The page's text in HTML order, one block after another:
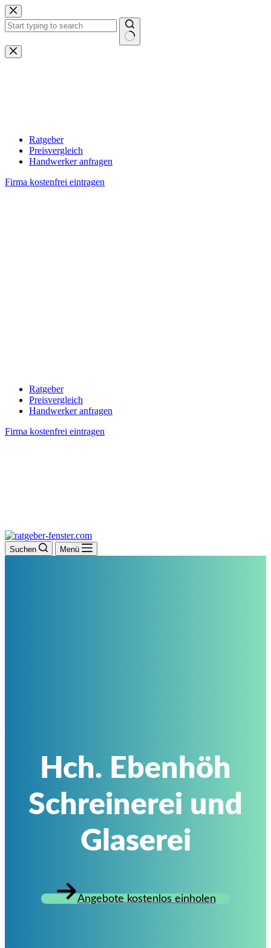
Zum
Inhalt
springen
Keine
Ergebnisse
Ratgeber
Preisvergleich
Handwerker anfragen
Firma kostenfrei eintragen
Ratgeber
Preisvergleich
Handwerker anfragen
Firma kostenfrei eintragen
Suchen Menü
Hch. Ebenhöh
Schreinerei und
Glaserei
Angebote kostenlos einholen